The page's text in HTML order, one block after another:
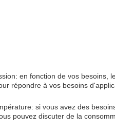
en fonction de vos
répondre à vos besoins
si vous avez des
pouvez discuter de la